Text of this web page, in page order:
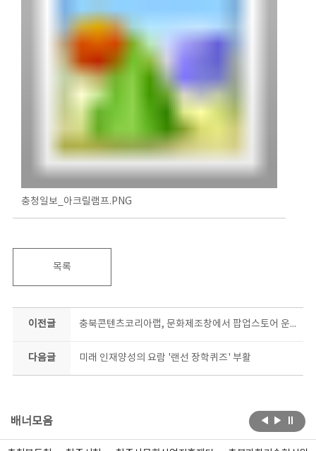
충청일보_아크릴램프.PNG
목록
이전글 충북콘텐츠코리아랩, 문화제조창에서 팝업스토어 운영
다음글 미래 인재양성의 요람 '랜선 장학퀴즈' 부활
배너모음